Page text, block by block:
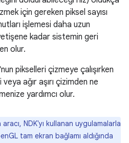
için gereken piksel sayısı
işlemesi daha uzun
kadar sistemin geri
olur.
pikselleri çizmeye çalışırken
ağır aşırı çizimden ne
yardımcı olur.
NDK'yı kullanan uygulamalarla
tam ekran bağlamı aldığında